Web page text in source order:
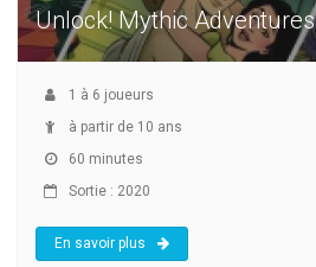
Unlock! Mythic Adventures
1 à 6 joueurs
à partir de 10 ans
60 minutes
Sortie : 2020
En savoir plus